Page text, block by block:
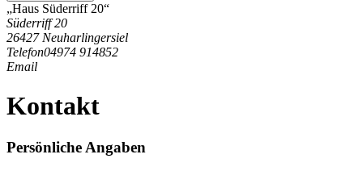
„Haus Süderriff 20“
Süderriff 20
26427 Neuharlingersiel
Telefon04974 914852
Email
Kontakt
Persönliche Angaben